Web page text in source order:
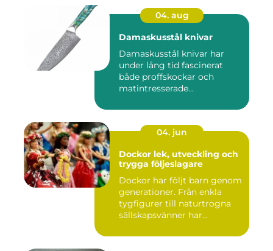
04. aug
Damaskusstål knivar
Damaskusstål knivar har
under lång tid fascinerat
både proffskockar och
matintresserade
04. jun
Dockor lek, utveckling och
trygga följeslagare
Dockor har följt barn genom
generationer. Från enkla
tygfigurer till naturtrogna
sällskapsvänner har...